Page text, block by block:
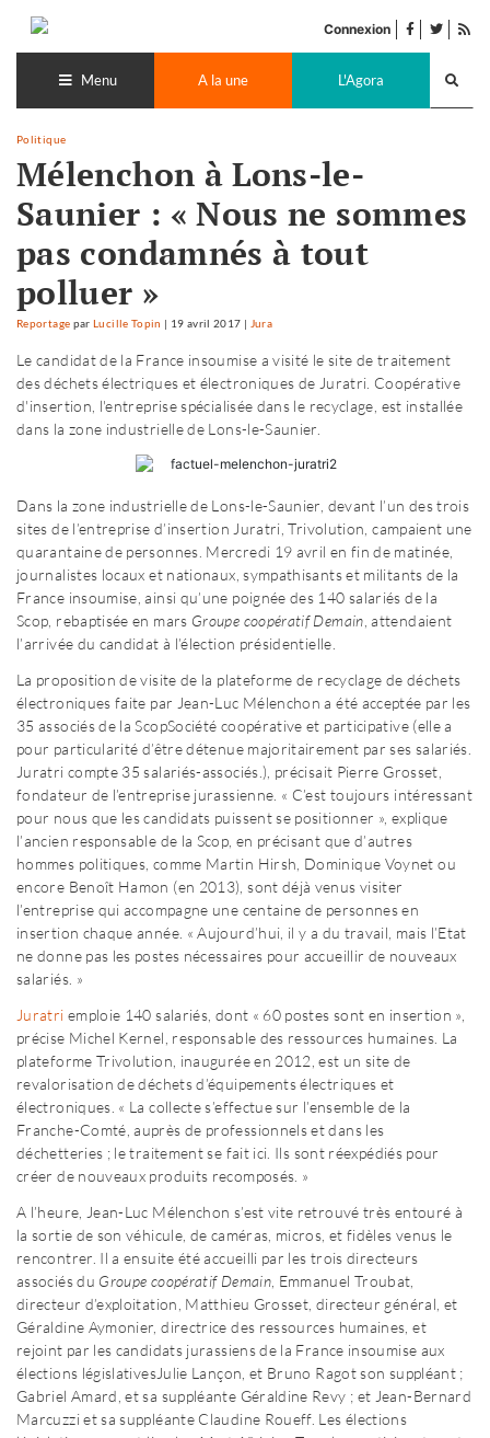
contenu
Connexion facebook
twitter
Menu A la une L'Agora
Politique
Mélenchon à Lons-le-
Saunier : « Nous ne sommes
pas condamnés à tout
polluer »
Reportage parLucille Topin | 19 avril 2017 | Jura
Le candidat de la France insoumise a visité le site de traitement
des déchets électriques et électroniques de Juratri. Coopérative
d'insertion, l'entreprise spécialisée dans le recyclage, est installée
dans la zone industrielle de Lons-le-Saunier.
Dans la zone industrielle de Lons-le-Saunier, devant l’un des trois
sites de l’entreprise d’insertion Juratri, Trivolution, campaient une
quarantaine de personnes. Mercredi 19 avril en fin de matinée,
journalistes locaux et nationaux, sympathisants et militants de la
France insoumise, ainsi qu’une poignée des 140 salariés de la
Scop, rebaptisée en mars Groupe coopératif Demain , attendaient
l’arrivée du candidat à l’élection présidentielle.
La proposition de visite de la plateforme de recyclage de déchets
électroniques faite par Jean-Luc Mélenchon a été acceptée par les
35 associés de la ScopSociété coopérative et participative (elle a
pour particularité d’être détenue majoritairement par ses salariés.
Juratri compte 35 salariés-associés.) , précisait Pierre Grosset,
fondateur de l’entreprise jurassienne. « C’est toujours intéressant
pour nous que les candidats puissent se positionner », explique
l’ancien responsable de la Scop, en précisant que d’autres
hommes politiques, comme Martin Hirsh, Dominique Voynet ou
encore Benoît Hamon (en 2013), sont déjà venus visiter
l’entreprise qui accompagne une centaine de personnes en
insertion chaque année. « Aujourd’hui, il y a du travail, mais l’Etat
ne donne pas les postes nécessaires pour accueillir de nouveaux
salariés. »
Juratri emploie 140 salariés, dont « 60 postes sont en insertion »,
précise Michel Kernel, responsable des ressources humaines. La
plateforme Trivolution, inaugurée en 2012, est un site de
revalorisation de déchets d’équipements électriques et
électroniques. « La collecte s’effectue sur l’ensemble de la
Franche-Comté, auprès de professionnels et dans les
déchetteries ; le traitement se fait ici. Ils sont réexpédiés pour
créer de nouveaux produits recomposés. »
A l’heure, Jean-Luc Mélenchon s’est vite retrouvé très entouré à
la sortie de son véhicule, de caméras, micros, et fidèles venus le
rencontrer. Il a ensuite été accueilli par les trois directeurs
associés du Groupe coopératif Demain, Emmanuel Troubat,
directeur d’exploitation, Matthieu Grosset, directeur général, et
Géraldine Aymonier, directrice des ressources humaines, et
rejoint par les candidats jurassiens de la France insoumise aux
élections législativesJulie Lançon, et Bruno Ragot son suppléant ;
Gabriel Amard, et sa suppléante Géraldine Revy ; et Jean-Bernard
Marcuzzi et sa suppléante Claudine Roueff. Les élections